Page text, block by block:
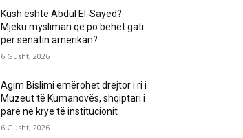
Kush është Abdul El-Sayed?
Mjeku mysliman që po bëhet gati
për senatin amerikan?
6 Gusht, 2026
Agim Bislimi emërohet drejtor i ri i
Muzeut të Kumanovës, shqiptari i
parë në krye të institucionit
6 Gusht, 2026